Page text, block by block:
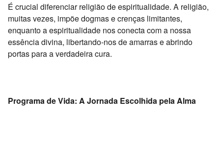
É crucial diferenciar religião de espiritualidade. A religião,
muitas vezes, impõe dogmas e crenças limitantes,
enquanto a espiritualidade nos conecta com a nossa
essência divina, libertando-nos de amarras e abrindo
portas para a verdadeira cura.
Programa de Vida: A Jornada Escolhida pela Alma